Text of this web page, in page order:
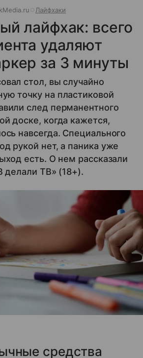
Лайфхаки
лайфхак: всего
удаляют
за 3 минуты
стол, вы случайно
точку на пластиковой
след перманентного
доске, когда кажется,
навсегда. Специального
рукой нет, а паника уже
есть. О нем рассказали
делали ТВ» (18+).
средства